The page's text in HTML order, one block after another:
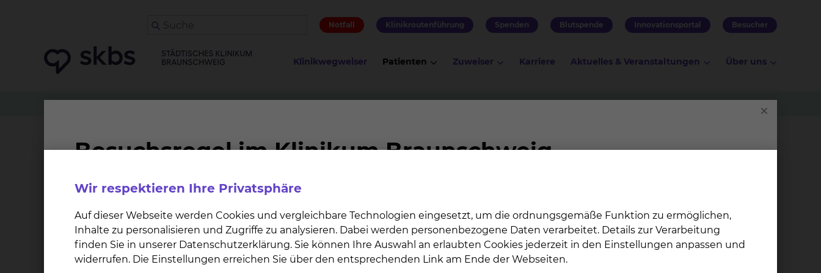
Notfall Klinikroutenführung Spenden Blutspende Innovationsportal Besucher
Klinikwegweiser Patienten Zuweiser Karriere Aktuelles & Veranstaltungen Über uns
Patienten Angehörige & Besucher Kardiologie & Intensivmedizin Physiotherapie Fichtengrund
Physiotherapie Fichtengrund
Überblick Aufenthalt Behandlungsangebot Team & Partner
Willkommen auf der Internetseite der Physiotherapie am Städtischen Klinikum Braunschweig gGmbH.
Als Krankenhaus der Maximalversorgung verfügen wir an beiden Standorten über eine Abteilung für
Wir respektieren Ihre Privatsphäre
Auf dieser Webseite werden Cookies und vergleichbare Technologien eingesetzt, um die ordnungsgemäße Funktion zu ermöglichen,
Inhalte zu personalisieren und Zugriffe zu analysieren. Dabei werden personenbezogene Daten verarbeitet. Details zur Verarbeitung
finden Sie in unserer Datenschutzerklärung. Sie können Ihre Auswahl an erlaubten Cookies jederzeit in den Einstellungen anpassen und
widerrufen. Die Einstellungen erreichen Sie über den entsprechenden Link am Ende der Webseiten.